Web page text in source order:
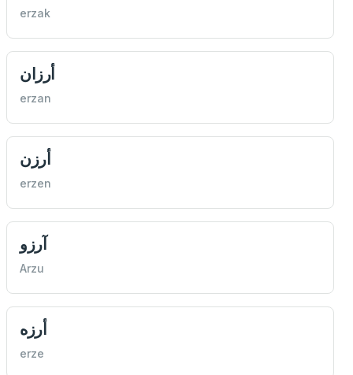
erzak
أرزان
erzan
أرزن
erzen
آرزو
Arzu
أرزه
erze